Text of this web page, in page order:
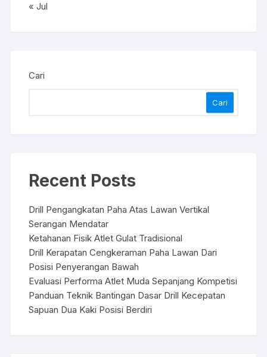
« Jul
Cari
Cari
Recent Posts
Drill Pengangkatan Paha Atas Lawan Vertikal
Serangan Mendatar
Ketahanan Fisik Atlet Gulat Tradisional
Drill Kerapatan Cengkeraman Paha Lawan Dari
Posisi Penyerangan Bawah
Evaluasi Performa Atlet Muda Sepanjang Kompetisi
Panduan Teknik Bantingan Dasar Drill Kecepatan
Sapuan Dua Kaki Posisi Berdiri